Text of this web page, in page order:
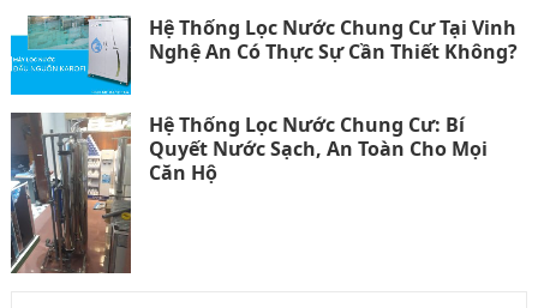
Hệ Thống Lọc Nước Chung Cư Tại Vinh
Nghệ An Có Thực Sự Cần Thiết Không?
Hệ Thống Lọc Nước Chung Cư: Bí
Quyết Nước Sạch, An Toàn Cho Mọi
Căn Hộ